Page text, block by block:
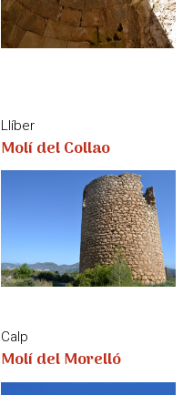
Calp
Molí del Morelló
La Vall d’Alcalà
Nevera de Dalt